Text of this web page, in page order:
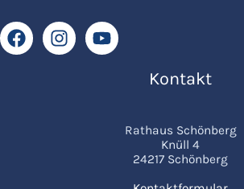
Kontakt
Rathaus Schönberg
Knüll 4
24217 Schönberg